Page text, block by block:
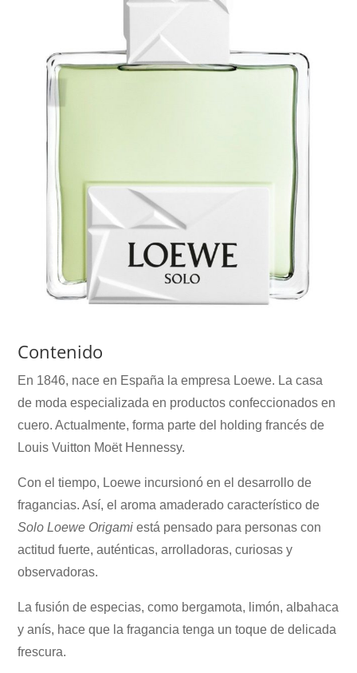
Contenido
En 1846, nace en España la empresa Loewe. La casa
de moda especializada en productos confeccionados en
cuero. Actualmente, forma parte del holding francés de
Louis Vuitton Moët Hennessy.
Con el tiempo, Loewe incursionó en el desarrollo de
fragancias. Así, el aroma amaderado característico de
Solo Loewe Origami está pensado para personas con
actitud fuerte, auténticas, arrolladoras, curiosas y
observadoras.
La fusión de especias, como bergamota, limón, albahaca
y anís, hace que la fragancia tenga un toque de delicada
frescura.